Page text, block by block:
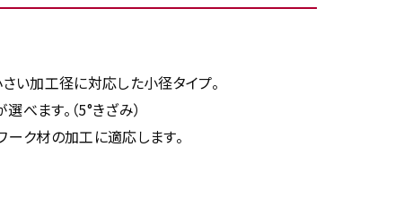
い加工径に対応した小径タイプ。
ます。（5°きざみ）
ク材の加工に適応します。